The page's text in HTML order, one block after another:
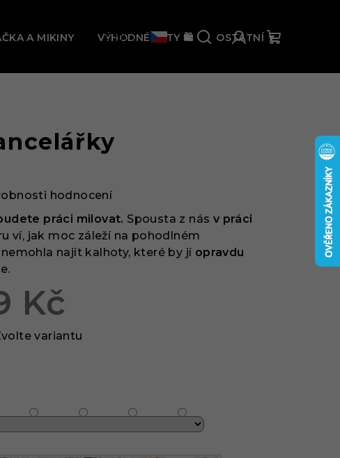
-31 % 🛍️
CZK
A MIKINY VÝHODNÉ SETY 🛍️ OSTATNÍ ▼
hodnocení
práci milovat. Spousta z nás v práci
ví, jak moc záleží na pohodlném
najít kalhoty, které by jí opravdu
Kč
variantu